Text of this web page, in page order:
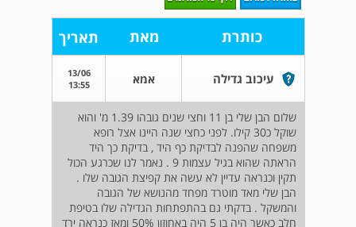
כותרת מאת תאריך
עיכוב גדילה אמא
13/06
13:55
שלום הבן שלי בן 11 וחצי שנים גובהו 1.39 מ' והוא
שוקל כ30 קילו. לפני כחצי שנה היינו אצל רופא
משפחה שהפנה לבדיקת כף היד , בדיקת כך היד
הראתה שהוא בגיל עצמות 9 . נאמר לנו שכרגע הכול
תקין וכנראה עדיין לא עשה את קפיצת הגובה שלו .
הבן שלי מאד מוטרד מפחד מהנושא של הגובה
והמשקל . בדקתי גם בהתפתחות הגדילה שלו בטיפת
חלב כאשר היה בן 5 היה באחוזון 50% ומאז כנראה ירד